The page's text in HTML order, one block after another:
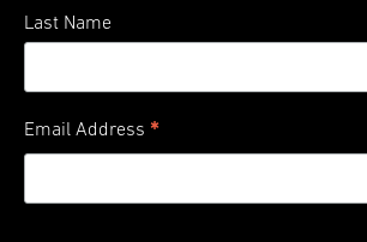
Last Name
Email Address *